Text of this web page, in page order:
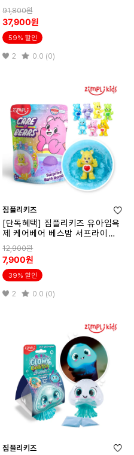
91,800원
37,900원
59% 할인
2 0.0 (0)
짐플리키즈
[단독혜택] 짐플리키즈 유아입욕
제 케어베어 베스밤 서프라이스
팩 7145
12,900원
7,900원
39% 할인
2 0.0 (0)
짐플리키즈